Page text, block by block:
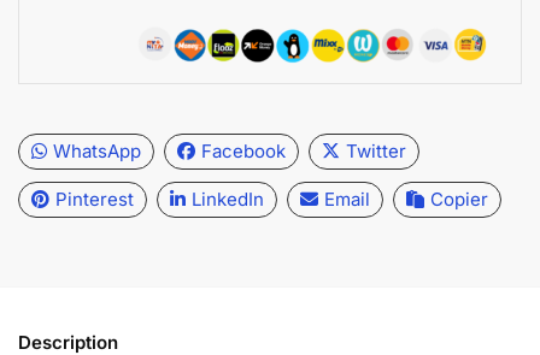
WhatsApp Facebook Twitter
Pinterest LinkedIn Email Copier
Description